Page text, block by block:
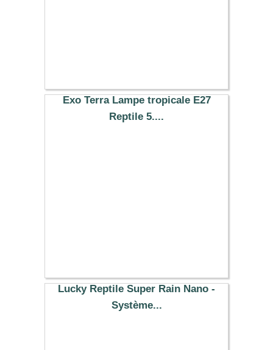
Exo Terra Lampe tropicale E27
Reptile 5....
Lucky Reptile Super Rain Nano -
Système...